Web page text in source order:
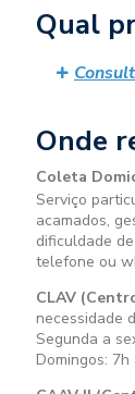
Qual
Onde
Coleta
Serviço
acamados,
dificuldade
telefone ou
CLAV
necessidade
Segunda a
Domingos: 7h